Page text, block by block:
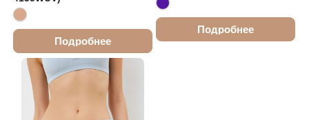
Подробнее
Подробнее